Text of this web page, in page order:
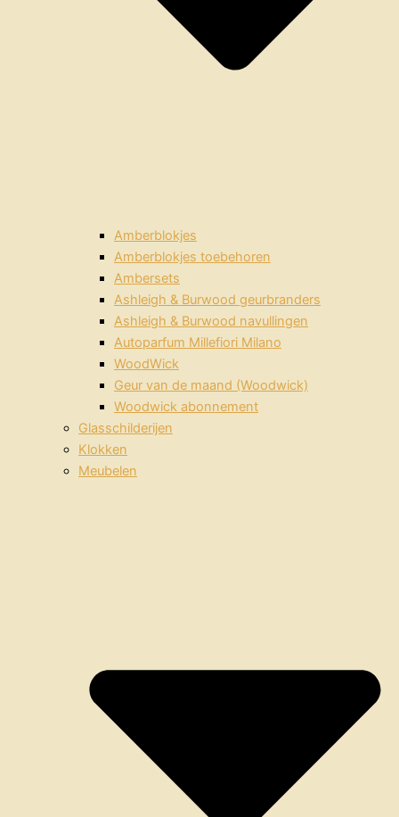
Amberblokjes
Amberblokjes toebehoren
Ambersets
Ashleigh & Burwood geurbranders
Ashleigh & Burwood navullingen
Autoparfum Millefiori Milano
WoodWick
Geur van de maand (Woodwick)
Woodwick abonnement
Glasschilderijen
Klokken
Meubelen